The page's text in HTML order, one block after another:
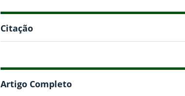
Citação
Artigo Completo